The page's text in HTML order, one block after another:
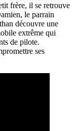
frère, il se retrouve
le parrain
découvre une
extrême qui
de pilote.
ses